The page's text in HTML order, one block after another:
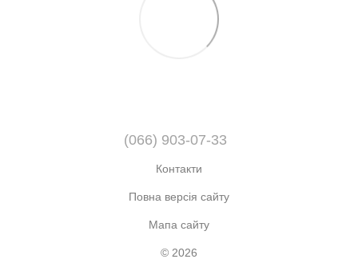
(066) 903-07-33
Контакти
Повна версія сайту
Мапа сайту
© 2026